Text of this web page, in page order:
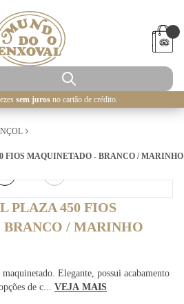
sem juros no cartão de crédito.
FIOS MAQUINETADO - BRANCO / MARINHO
PLAZA 450 FIOS
/ MARINHO
Elegante, possui acabamento
de c... VEJA MAIS